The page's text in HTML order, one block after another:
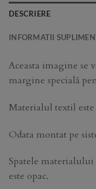
DESCRIERE
INFORMATII
Aceasta imagine se
margine specială
Materialul textil
Odata montat pe
Spatele
este opac.